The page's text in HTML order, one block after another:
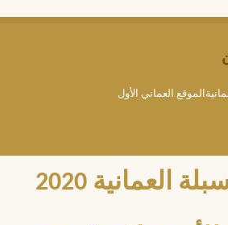
العماني الأول
2020